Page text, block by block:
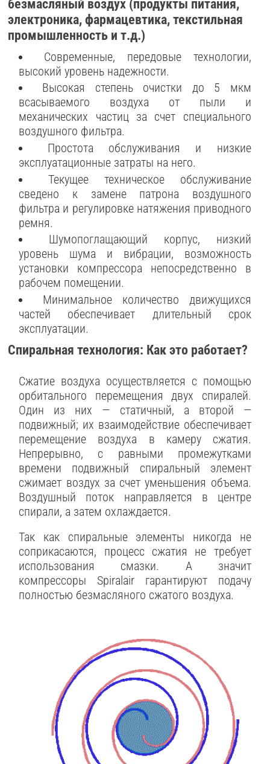
безмасляный воздух (продукты питания,
электроника, фармацевтика, текстильная
промышленность и т.д.)
Современные, передовые технологии,
высокий уровень надежности.
Высокая степень очистки до 5 мкм
всасываемого воздуха от пыли и
механических частиц за счет специального
воздушного фильтра.
Простота обслуживания и низкие
эксплуатационные затраты на него.
Текущее техническое обслуживание
сведено к замене патрона воздушного
фильтра и регулировке натяжения приводного
ремня.
Шумопоглащающий корпус, низкий
уровень шума и вибрации, возможность
установки компрессора непосредственно в
рабочем помещении.
Минимальное количество движущихся
частей обеспечивает длительный срок
эксплуатации.
Спиральная технология: Как это работает?
Сжатие воздуха осуществляется с помощью
орбитального перемещения двух спиралей.
Один из них — статичный, а второй —
подвижный; их взаимодействие обеспечивает
перемещение воздуха в камеру сжатия.
Непрерывно, с равными промежутками
времени подвижный спиральный элемент
сжимает воздух за счет уменьшения объема.
Воздушный поток направляется в центре
спирали, а затем охлаждается.
Так как спиральные элементы никогда не
соприкасаются, процесс сжатия не требует
использования смазки. А значит
компрессоры Spiralair гарантируют подачу
полностью безмасляного сжатого воздуха.